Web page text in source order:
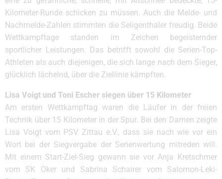
Kilometer-Runde schicken zu müssen. Auch die Melde- und
Nachmelde-Zahlen stimmten die Seligenthaler freudig. Beide
Wettkampftage standen im Zeichen begeisternder
sportlicher Leistungen. Das betrifft sowohl die Serien-Top-
Athleten als auch diejenigen, die sich lange nach dem Sieger,
glücklich lächelnd, über die Ziellinie kämpften.
Lisa Voigt und Toni Escher siegen über 15 Kilometer
Am ersten Wettkampftag waren die Läufer in der freien
Technik über 15 Kilometer in der Spur. Bei den Damen zeigte
Lisa Voigt vom PSV Zittau e.V., dass sie nach wie vor ein
Wort bei der Siegvergabe der Serienwertung mitreden will.
Mit einem Start-Ziel-Sieg gewann sie vor Anja Kretschmer
vom SK Oker und Sabrina Schairer vom Salomon-Leki-